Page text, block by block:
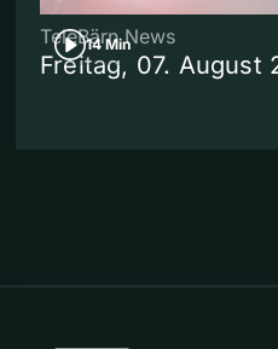
14 Min
TeleBärn News
Freitag, 07. August